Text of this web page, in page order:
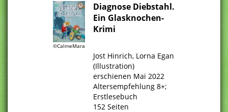
©CalmeMara
Diagnose Diebstahl.
Ein Glasknochen-
Krimi
Jost Hinrich, Lorna Egan
(Illustration)
erschienen Mai 2022
Altersempfehlung 8+;
Erstlesebuch
152 Seiten